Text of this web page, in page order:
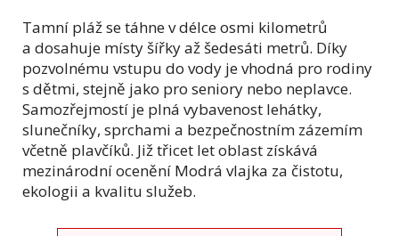
Tamní pláž se táhne v délce osmi kilometrů
a dosahuje místy šířky až šedesáti metrů. Díky
pozvolnému vstupu do vody je vhodná pro rodiny
s dětmi, stejně jako pro seniory nebo neplavce.
Samozřejmostí je plná vybavenost lehátky,
slunečníky, sprchami a bezpečnostním zázemím
včetně plavčíků. Již třicet let oblast získává
mezinárodní ocenění Modrá vlajka za čistotu,
ekologii a kvalitu služeb.